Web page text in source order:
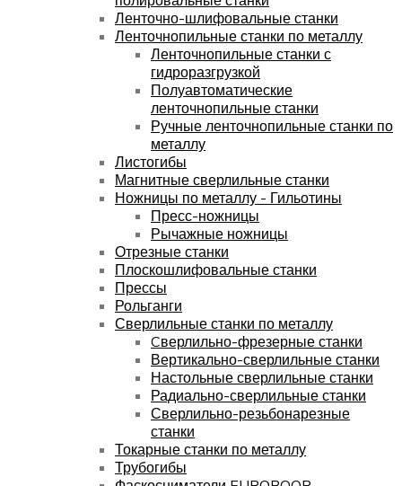
Ленточно-шлифовальные станки
Ленточнопильные станки по металлу
Ленточнопильные станки с
гидроразгрузкой
Полуавтоматические
ленточнопильные станки
Ручные ленточнопильные станки по
металлу
Листогибы
Магнитные сверлильные станки
Ножницы по металлу - Гильотины
Пресс-ножницы
Рычажные ножницы
Отрезные станки
Плоскошлифовальные станки
Прессы
Рольганги
Сверлильные станки по металлу
Cверлильно-фрезерные станки
Вертикально-сверлильные станки
Настольные сверлильные станки
Радиально-сверлильные станки
Сверлильно-резьбонарезные
станки
Токарные станки по металлу
Трубогибы